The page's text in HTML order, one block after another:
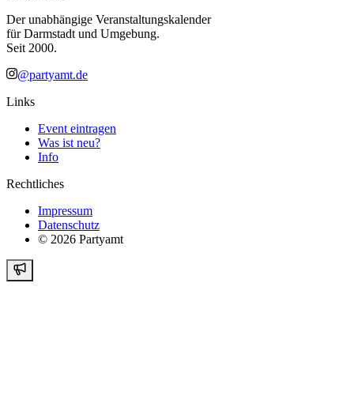
Der unabhängige Veranstaltungskalender
für Darmstadt und Umgebung.
Seit 2000.
@partyamt.de
Links
Event eintragen
Was ist neu?
Info
Rechtliches
Impressum
Datenschutz
© 2026 Partyamt